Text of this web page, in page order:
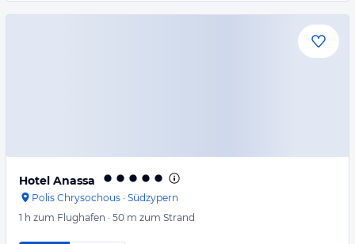
Hotel Anassa
Polis Chrysochous · Südzypern
1 h zum Flughafen · 50 m zum Strand